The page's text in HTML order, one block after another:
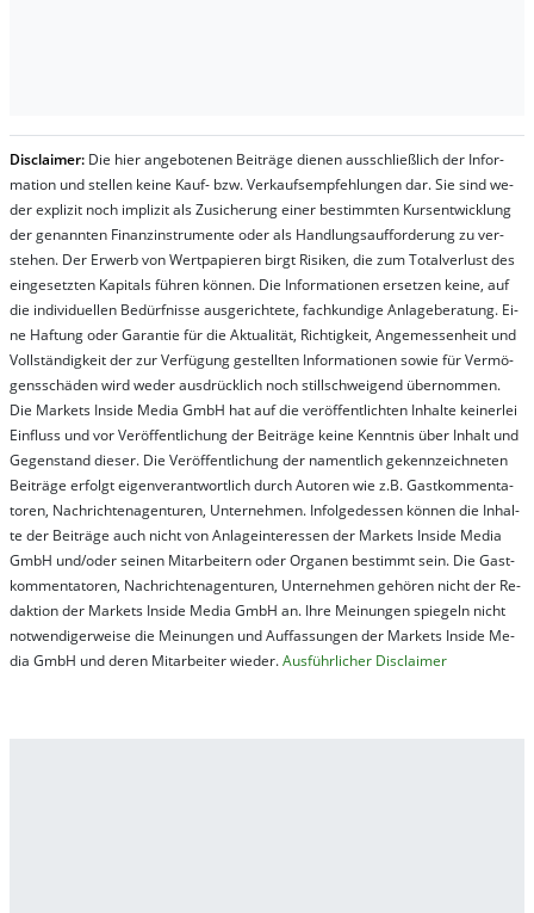
Dis­clai­mer: Die hier an­ge­bo­te­nen Bei­trä­ge die­nen aus­schließ­lich der In­for­
ma­t­ion und stel­len kei­ne Kauf- bzw. Ver­kaufs­em­pfeh­lung­en dar. Sie sind we­
der ex­pli­zit noch im­pli­zit als Zu­sich­er­ung ei­ner be­stim­mt­en Kurs­ent­wick­lung
der ge­nan­nt­en Fi­nanz­in­stru­men­te oder als Handl­ungs­auf­for­der­ung zu ver­
steh­en. Der Er­werb von Wert­pa­pier­en birgt Ri­si­ken, die zum To­tal­ver­lust des
ein­ge­setz­ten Ka­pi­tals füh­ren kön­nen. Die In­for­ma­tion­en er­setz­en kei­ne, auf
die in­di­vi­du­el­len Be­dür­fnis­se aus­ge­rich­te­te, fach­kun­di­ge An­la­ge­be­ra­tung. Ei­
ne Haf­tung oder Ga­ran­tie für die Ak­tu­ali­tät, Rich­tig­keit, An­ge­mes­sen­heit und
Vol­lständ­ig­keit der zur Ver­fü­gung ge­stel­lt­en In­for­ma­tion­en so­wie für Ver­mö­
gens­schä­den wird we­der aus­drück­lich noch stil­lschwei­gend über­nom­men.
Die Mar­kets In­side Me­dia GmbH hat auf die ver­öf­fent­lich­ten In­hal­te kei­ner­lei
Ein­fluss und vor Ver­öf­fent­lich­ung der Bei­trä­ge kei­ne Ken­nt­nis über In­halt und
Ge­gen­stand die­ser. Die Ver­öf­fent­lich­ung der na­ment­lich ge­kenn­zeich­net­en
Bei­trä­ge er­folgt ei­gen­ver­ant­wort­lich durch Au­tor­en wie z.B. Gast­kom­men­ta­
tor­en, Nach­richt­en­ag­en­tur­en, Un­ter­neh­men. In­fol­ge­des­sen kön­nen die In­hal­
te der Bei­trä­ge auch nicht von An­la­ge­in­te­res­sen der Mar­kets In­side Me­dia
GmbH und/oder sei­nen Mit­ar­bei­tern oder Or­ga­nen be­stim­mt sein. Die Gast­
kom­men­ta­tor­en, Nach­rich­ten­ag­en­tur­en, Un­ter­neh­men ge­hör­en nicht der Re­
dak­tion der Mar­kets In­side Me­dia GmbH an. Ihre Mei­nung­en spie­geln nicht
not­wen­di­ger­wei­se die Mei­nung­en und Auf­fas­sung­en der Mar­kets In­side Me­
dia GmbH und de­ren Mit­ar­bei­ter wie­der.Aus­führ­lich­er Dis­clai­mer